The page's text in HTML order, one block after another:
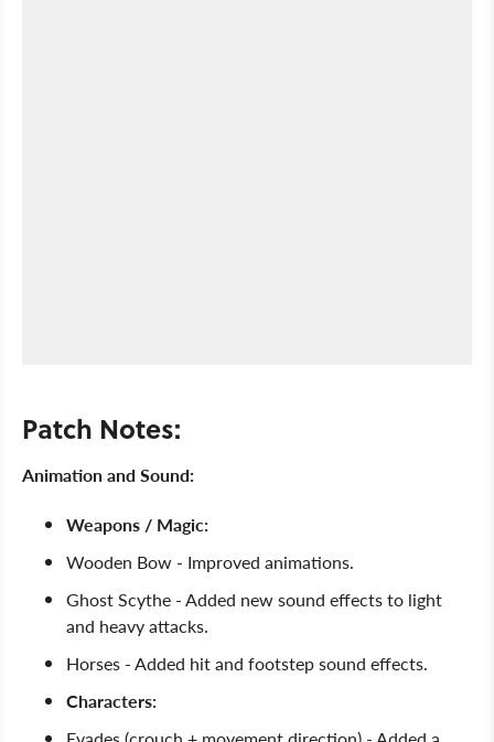
Patch Notes:
Animation and Sound:
Weapons / Magic:
Wooden Bow - Improved animations.
Ghost Scythe - Added new sound effects to light
and heavy attacks.
Horses - Added hit and footstep sound effects.
Characters: